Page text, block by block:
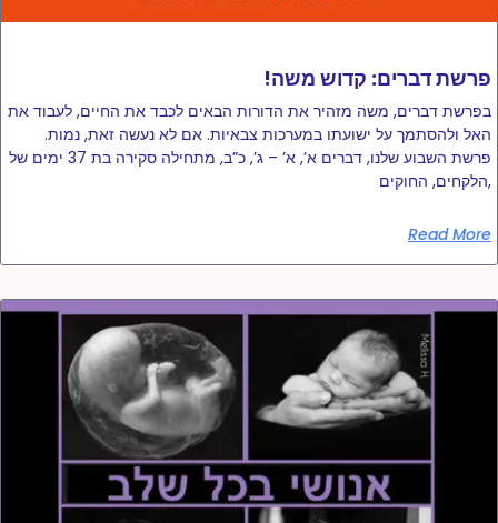
!פרשת דברים: קדוש משה
בפרשת דברים, משה מזהיר את הדורות הבאים לכבד את החיים, לעבוד את
האל ולהסתמך על ישועתו במערכות צבאיות. אם לא נעשה זאת, נמות.
פרשת השבוע שלנו, דברים א’, א’ – ג’, כ”ב, מתחילה סקירה בת 37 ימים של
הלקחים, החוקים,
Read More